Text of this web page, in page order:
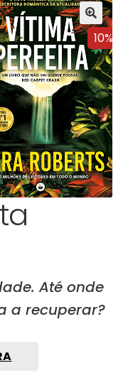
10%
Até onde
a recuperar?